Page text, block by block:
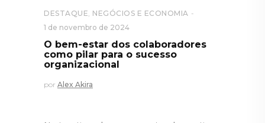
DESTAQUE NEGÓCIOS E ECONOMIA
1 de novembro de 2024
O bem-estar dos colaboradores
como pilar para o sucesso
organizacional
por Alex Akira